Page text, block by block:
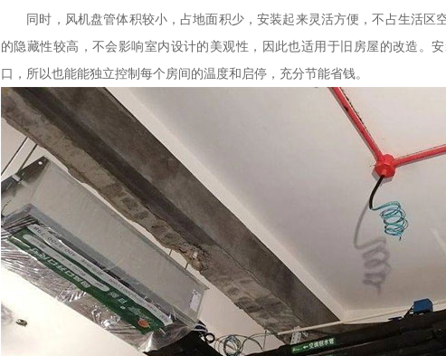
同时，风机盘管体积较小，占地面积少，安装起来灵活方便，不占生活区
的隐藏性较高，不会影响室内设计的美观性，因此也适用于旧房屋的改造。
口，所以也能能独立控制每个房间的温度和启停，充分节能省钱。